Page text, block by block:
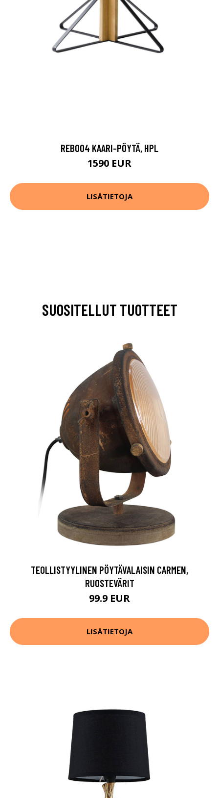
REB004 KAARI-PÖYTÄ, HPL
1590 EUR
LISÄTIETOJA
SUOSITELLUT TUOTTEET
TEOLLISTYYLINEN PÖYTÄVALAISIN CARMEN,
RUOSTEVÄRIT
99.9 EUR
LISÄTIETOJA